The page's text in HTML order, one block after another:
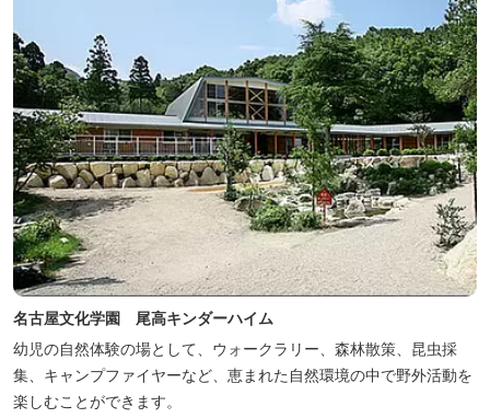
名古屋文化学園 尾高キンダーハイム
幼児の自然体験の場として、ウォークラリー、森林散策、昆虫採
集、キャンプファイヤーなど、恵まれた自然環境の中で野外活動を
楽しむことができます。